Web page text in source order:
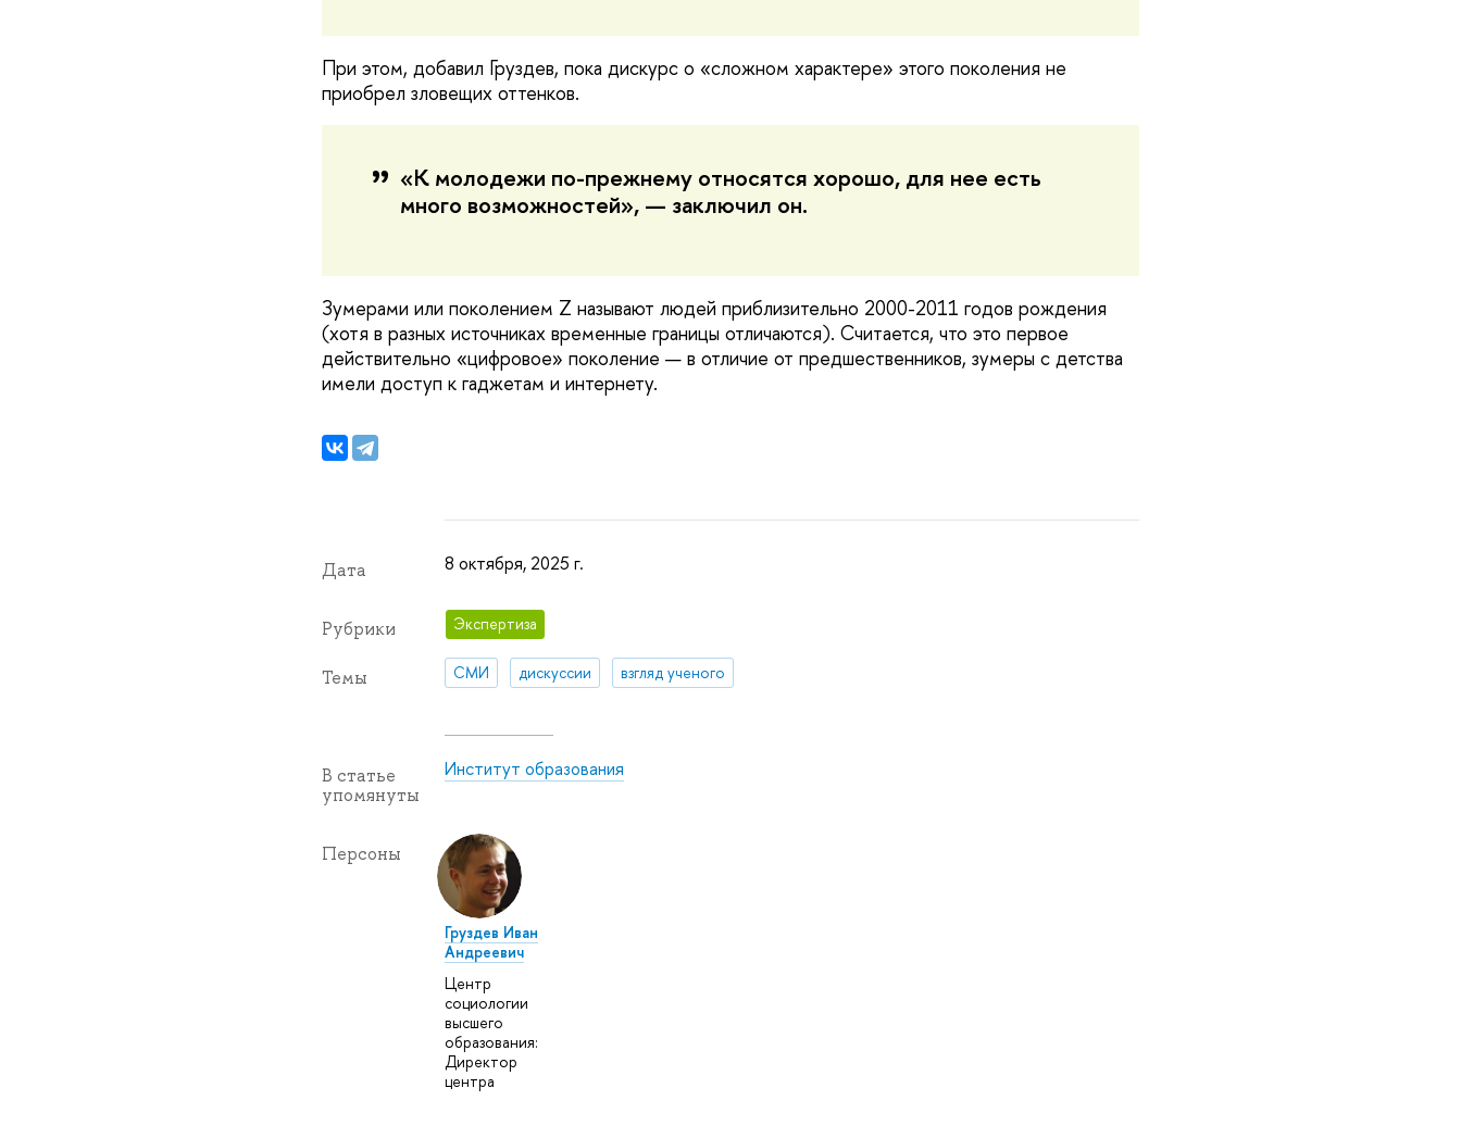
При этом, добавил Груздев, пока дискурс о «сложном характере» этого поколения не
приобрел зловещих оттенков.
«К молодежи по-прежнему относятся хорошо, для нее есть
много возможностей», — заключил он.
Зумерами или поколением Z называют людей приблизительно 2000-2011 годов рождения
(хотя в разных источниках временные границы отличаются). Считается, что это первое
действительно «цифровое» поколение — в отличие от предшественников, зумеры с детства
имели доступ к гаджетам и интернету.
Дата 8 октября, 2025 г.
Рубрики Экспертиза
Темы СМИ дискуссии взгляд ученого
В статье
упомянуты
Институт образования
Персоны
Груздев Иван
Андреевич
Центр
социологии
высшего
образования:
Директор
центра